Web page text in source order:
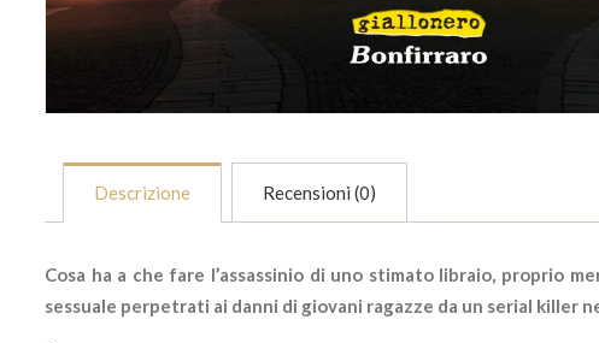
Descrizione Recensioni (0)
Cosa ha a che fare l’assassinio di uno stimato libraio, proprio
sessuale perpetrati ai danni di giovani ragazze da un serial killer